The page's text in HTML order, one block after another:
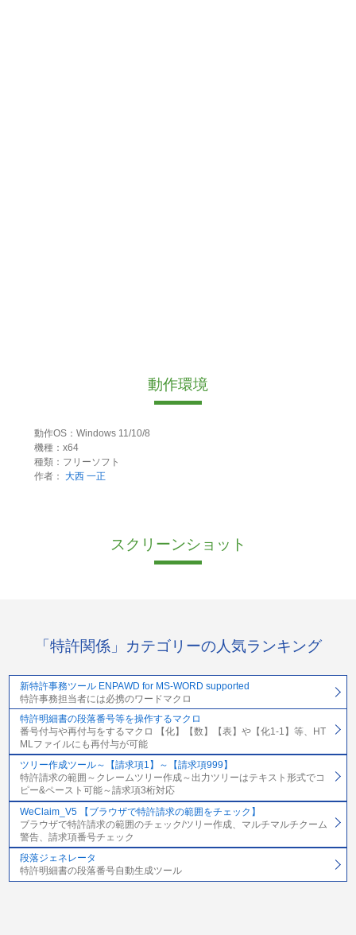
動作環境
動作OS：Windows 11/10/8
機種：x64
種類：フリーソフト
作者： 大西 一正
スクリーンショット
「特許関係」カテゴリーの人気ランキング
新特許事務ツール ENPAWD for MS-WORD supported
特許事務担当者には必携のワードマクロ
特許明細書の段落番号等を操作するマクロ
番号付与や再付与をするマクロ 【化】【数】【表】や【化1-1】等、HT
MLファイルにも再付与が可能
ツリー作成ツール～【請求項1】～【請求項999】
特許請求の範囲～クレームツリー作成～出力ツリーはテキスト形式でコ
ピー&ペースト可能～請求項3桁対応
WeClaim_V5 【ブラウザで特許請求の範囲をチェック】
ブラウザで特許請求の範囲のチェック/ツリー作成、マルチマルチクーム
警告、請求項番号チェック
段落ジェネレータ
特許明細書の段落番号自動生成ツール